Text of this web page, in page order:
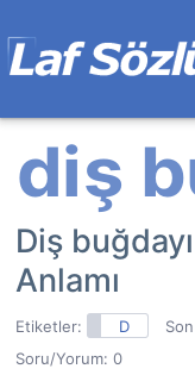
Diş
Anlamı
Etiketler: D
Soru/Yorum: 0